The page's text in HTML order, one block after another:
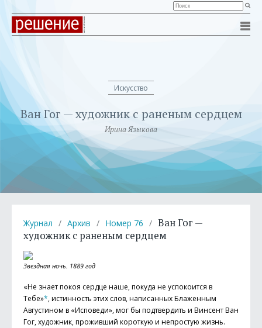
Искусство
Ван Гог — художник с раненым сердцем
Ирина Языкова
Журнал / Архив / Номер 76 / Ван Гог —
художник с раненым сердцем
Звездная ночь. 1889 год
«Не знает покоя сердце наше, покуда не успокоится в
Тебе»*, истинность этих слов, написанных Блаженным
Августином в «Исповеди», мог бы подтвердить и Винсент Ван
Гог, художник, проживший короткую и непростую жизнь.